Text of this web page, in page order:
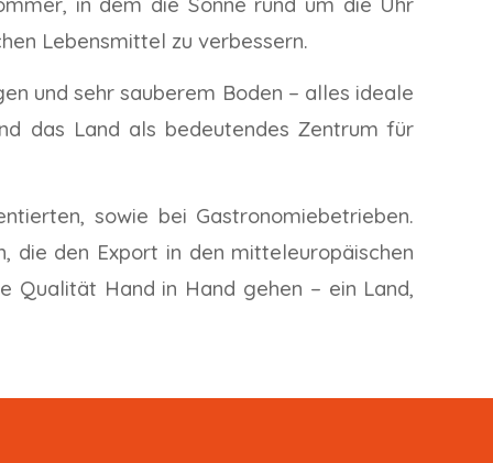
Lebensmittel zu verbessern.
und sehr sauberem Boden – alles ideale
das Land als bedeutendes Zentrum für
sowie bei Gastronomiebetrieben.
die den Export in den mitteleuropäischen
Qualität Hand in Hand gehen – ein Land,